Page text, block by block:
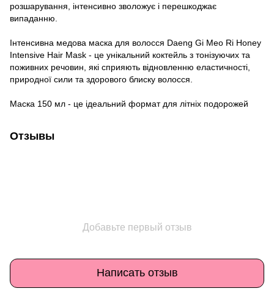
розшарування, інтенсивно зволожує і перешкоджає
випаданню.
Інтенсивна медова маска для волосся Daeng Gi Meo Ri Honey
Intensive Hair Mask - це унікальний коктейль з тонізуючих та
поживних речовин, які сприяють відновленню еластичності,
природної сили та здорового блиску волосся.
Маска 150 мл - це ідеальний формат для літніх подорожей
Отзывы
Добавьте первый отзыв
Написать отзыв